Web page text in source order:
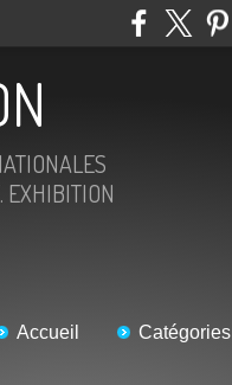
EXHIBITION
Accueil Catégories